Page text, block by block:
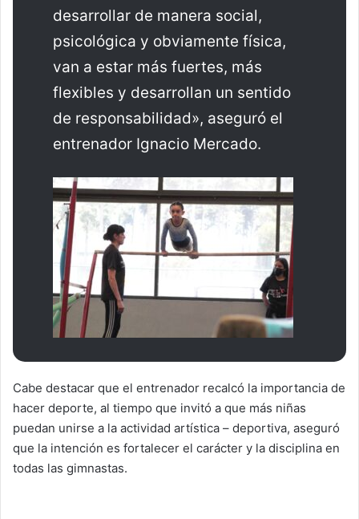
desarrollar de manera social,
psicológica y obviamente física,
van a estar más fuertes, más
flexibles y desarrollan un sentido
de responsabilidad», aseguró el
entrenador Ignacio Mercado.
Cabe destacar que el entrenador recalcó la importancia de
hacer deporte, al tiempo que invitó a que más niñas
puedan unirse a la actividad artística – deportiva, aseguró
que la intención es fortalecer el carácter y la disciplina en
todas las gimnastas.